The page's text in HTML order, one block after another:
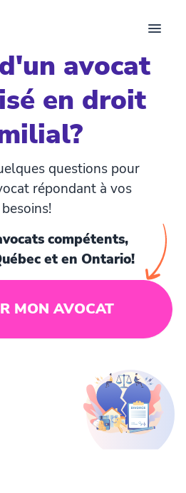
un avocat
avocat
en droit
questions pour
répondant à vos
besoins!
compétents,
et en Ontario!
MON AVOCAT